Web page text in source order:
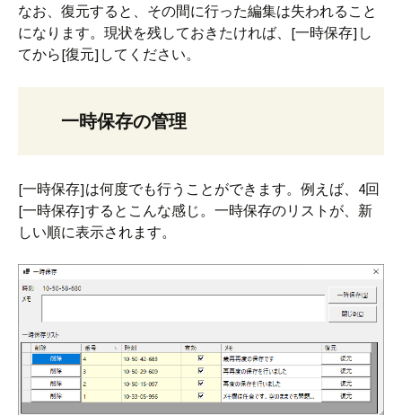
なお、復元すると、その間に行った編集は失われること
になります。現状を残しておきたければ、[一時保存]し
てから[復元]してください。
一時保存の管理
[一時保存]は何度でも行うことができます。例えば、4回
[一時保存]するとこんな感じ。一時保存のリストが、新
しい順に表示されます。